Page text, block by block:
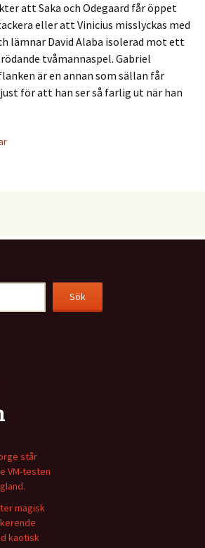
att Saka och Odegaard får öppet
eller att Vinicius misslyckas med
lämnar David Alaba isolerad mot ett
tvåmannaspel. Gabriel
är en annan som sällan får
för att han ser så farlig ut när han
Sök
står
VM-testen
magisk
kaotisk